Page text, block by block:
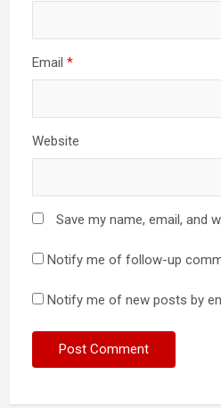
Email*
Website
Save my name, email, and
Notify me of follow-up
Notify me of new posts by